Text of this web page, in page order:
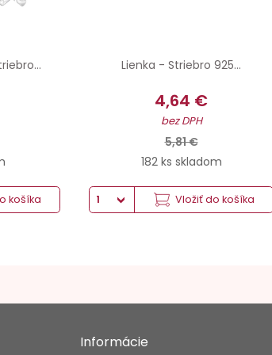
košíka
Lienka - Striebro 925...
4,64 €
bez DPH
5,81 €
182 ks skladom
Vložiť do košíka
Informácie